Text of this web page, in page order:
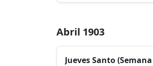
Abril 1903
Jueves Santo